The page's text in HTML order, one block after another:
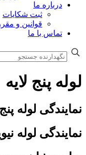
درباره ما
ثبت شکایات
قوانین و
تماس با ما
لوله پنج لایه
نمایندگی لوله
نمایندگی لوله